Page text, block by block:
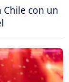
con un